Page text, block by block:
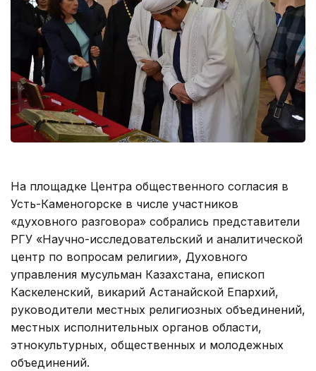
На площадке Центра общественного согласия в
Усть-Каменогорске в числе участников
«духовного разговора» собрались представители
РГУ «Научно-исследовательский и аналитической
центр по вопросам религии», Духовного
управления мусульман Казахстана, епископ
Каскеленский, викарий Астанайской Епархий,
руководители местных религиозных объединений,
местных исполнительных органов области,
этнокультурных, общественных и молодежных
объединений.